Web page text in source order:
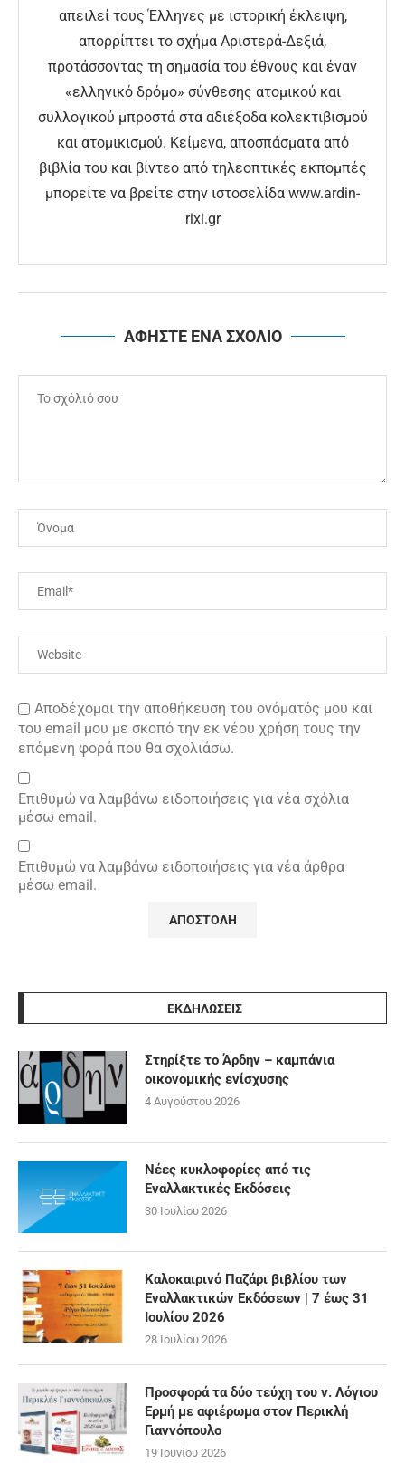
απειλεί τους Έλληνες με ιστορική έκλειψη,
απορρίπτει το σχήμα Αριστερά-Δεξιά,
προτάσσοντας τη σημασία του έθνους και έναν
«ελληνικό δρόμο» σύνθεσης ατομικού και
συλλογικού μπροστά στα αδιέξοδα κολεκτιβισμού
και ατομικισμού. Κείμενα, αποσπάσματα από
βιβλία του και βίντεο από τηλεοπτικές εκπομπές
μπορείτε να βρείτε στην ιστοσελίδα www.ardin-
rixi.gr
ΑΦΗΣΤΕ ΕΝΑ ΣΧΟΛΙΟ
Αποδέχομαι την αποθήκευση του ονόματός μου και
του email μου με σκοπό την εκ νέου χρήση τους την
επόμενη φορά που θα σχολιάσω.
Επιθυμώ να λαμβάνω ειδοποιήσεις για νέα σχόλια
μέσω email.
Επιθυμώ να λαμβάνω ειδοποιήσεις για νέα άρθρα
μέσω email.
ΕΚΔΗΛΩΣΕΙΣ
Στηρίξτε το Άρδην – καμπάνια
οικονομικής ενίσχυσης
4 Αυγούστου 2026
Νέες κυκλοφορίες από τις
Εναλλακτικές Εκδόσεις
30 Ιουλίου 2026
Καλοκαιρινό Παζάρι βιβλίου των
Εναλλακτικών Εκδόσεων | 7 έως 31
Ιουλίου 2026
28 Ιουλίου 2026
Προσφορά τα δύο τεύχη του ν. Λόγιου
Ερμή με αφιέρωμα στον Περικλή
Γιαννόπουλο
19 Ιουνίου 2026